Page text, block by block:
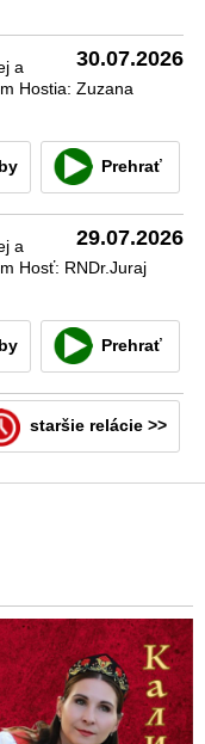
30.07.2026
a
Hostia: Zuzana
Prehrať
29.07.2026
a
Hosť: RNDr.Juraj
Prehrať
staršie relácie >>